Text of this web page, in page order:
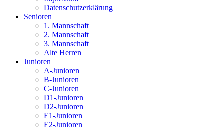
Datenschutzerklärung
Senioren
1. Mannschaft
2. Mannschaft
3. Mannschaft
Alte Herren
Junioren
A-Junioren
B-Junioren
C-Junioren
D1-Junioren
D2-Junioren
E1-Junioren
E2-Junioren